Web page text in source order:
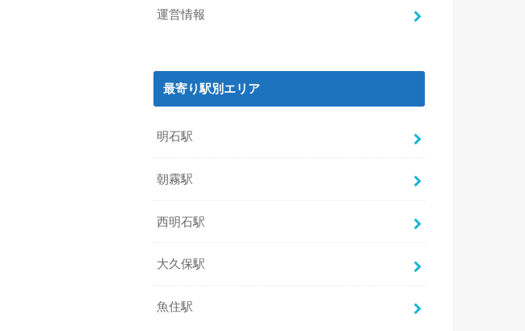
運営情報
最寄り駅別エリア
明石駅
朝霧駅
西明石駅
大久保駅
魚住駅